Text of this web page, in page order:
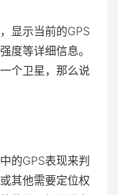
显示当前的GPS
度等详细信息。
个卫星，那么说
的GPS表现来判
其他需要定位权